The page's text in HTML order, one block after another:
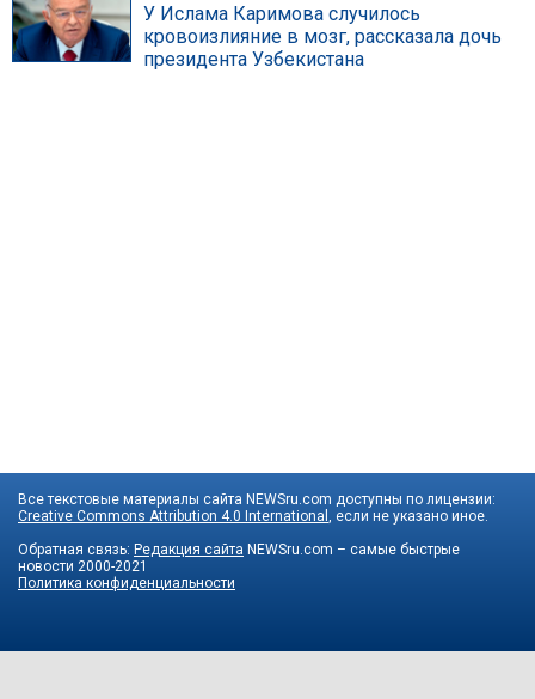
У Ислама Каримова случилось
кровоизлияние в мозг, рассказала дочь
президента Узбекистана
Все текстовые материалы сайта NEWSru.com доступны по лицензии:
Creative Commons Attribution 4.0 International , если не указано иное.
Обратная связь: Редакция сайта NEWSru.com – самые быстрые
новости 2000-2021
Политика конфиденциальности